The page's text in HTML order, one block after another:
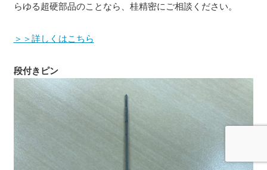
らゆる超硬部品のことなら、桂精密にご相談ください。
＞＞詳しくはこちら
段付きピン